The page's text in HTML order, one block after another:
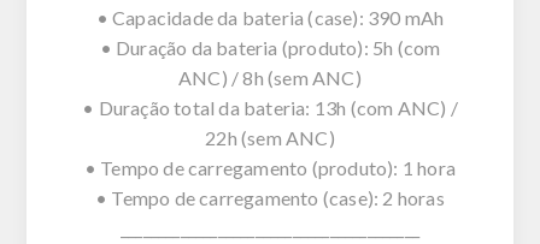
• Capacidade da bateria (case): 390 mAh
• Duração da bateria (produto): 5h (com
ANC) / 8h (sem ANC)
• Duração total da bateria: 13h (com ANC) /
22h (sem ANC)
• Tempo de carregamento (produto): 1 hora
• Tempo de carregamento (case): 2 horas